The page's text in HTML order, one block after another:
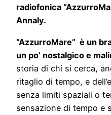
radiofonica
Annaly.
“AzzurroMare” è un
un po’ nostalgico e
storia di chi si cerca,
ritaglio di tempo, e
senza limiti spaziali o
sensazione di tempo e